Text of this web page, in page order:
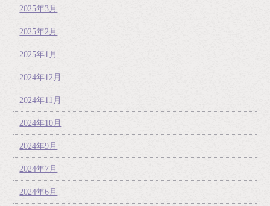
2025年3月
2025年2月
2025年1月
2024年12月
2024年11月
2024年10月
2024年9月
2024年7月
2024年6月